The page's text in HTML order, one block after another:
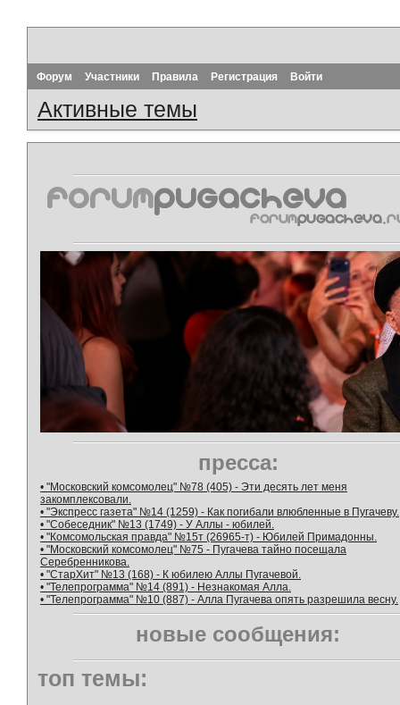
Форум Участники Правила Регистрация Войти
Активные темы
пресса:
• "Московский комсомолец" №78 (405) - Эти десять лет меня
закомплексовали.
• "Экспресс газета" №14 (1259) - Как погибали влюбленные в Пугачеву.
• "Собеседник" №13 (1749) - У Аллы - юбилей.
• "Комсомольская правда" №15т (26965-т) - Юбилей Примадонны.
• "Московский комсомолец" №75 - Пугачева тайно посещала
Серебренникова.
• "СтарХит" №13 (168) - К юбилею Аллы Пугачевой.
• "Телепрограмма" №14 (891) - Незнакомая Алла.
• "Телепрограмма" №10 (887) - Алла Пугачева опять разрешила весну.
новые сообщения:
топ темы: